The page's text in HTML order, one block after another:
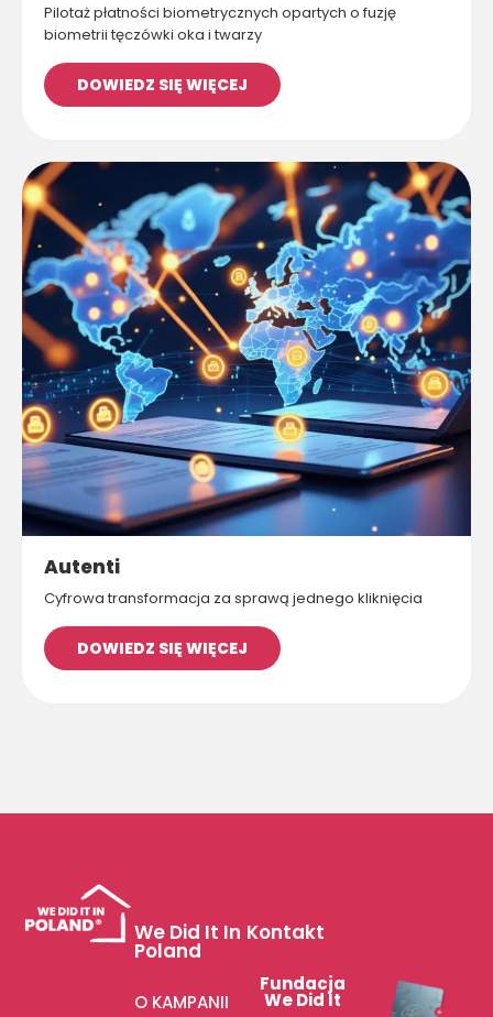
Pilotaż płatności biometrycznych opartych o fuzję
biometrii tęczówki oka i twarzy
DOWIEDZ SIĘ WIĘCEJ
Autenti
Cyfrowa transformacja za sprawą jednego kliknięcia
DOWIEDZ SIĘ WIĘCEJ
We Did It In
Poland
O KAMPANII
Kontakt
Fundacja
We Did It